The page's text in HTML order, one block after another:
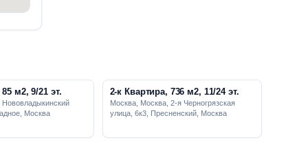
м2, 9/21 эт.
Москва
2-к Квартира, 736 м2, 11/24 эт.
Москва, Москва, 2-я Черногрязская
улица, 6к3, Пресненский, Москва